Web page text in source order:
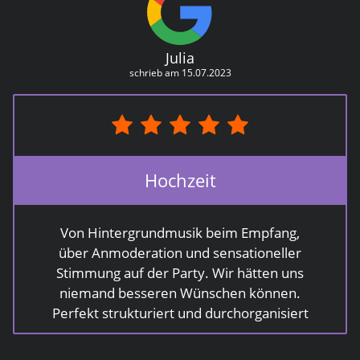
Julia
schrieb am 15.07.2023
Hochzeit
Von Hintergrundmusik beim Empfang,
über Anmoderation und sensationeller
Stimmung auf der Party. Wir hätten uns
niemand besseren Wünschen können.
Perfekt strukturiert und durchorganisiert
hast du uns so viele Sorgen genommen.